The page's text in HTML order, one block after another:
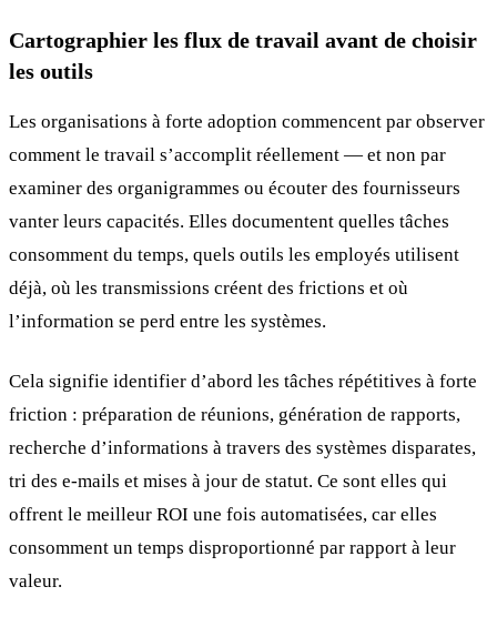
Cartographier les flux de travail avant de choisir
les outils
Les organisations à forte adoption commencent par observer
comment le travail s’accomplit réellement — et non par
examiner des organigrammes ou écouter des fournisseurs
vanter leurs capacités. Elles documentent quelles tâches
consomment du temps, quels outils les employés utilisent
déjà, où les transmissions créent des frictions et où
l’information se perd entre les systèmes.
Cela signifie identifier d’abord les tâches répétitives à forte
friction : préparation de réunions, génération de rapports,
recherche d’informations à travers des systèmes disparates,
tri des e-mails et mises à jour de statut. Ce sont elles qui
offrent le meilleur ROI une fois automatisées, car elles
consomment un temps disproportionné par rapport à leur
valeur.